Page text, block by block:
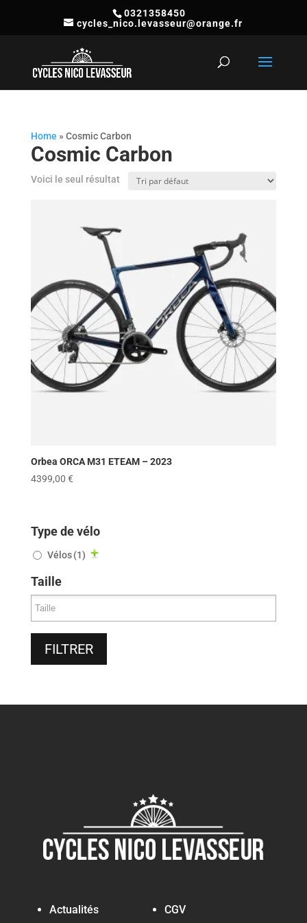
0321358450
cycles_nico.levasseur@orange.fr
Home » Cosmic Carbon
Cosmic Carbon
Voici le seul résultat
Orbea ORCA M31 ETEAM – 2023
4399,00 €
Type de vélo
Vélos (1)
Taille
FILTRER
Actualités CGV